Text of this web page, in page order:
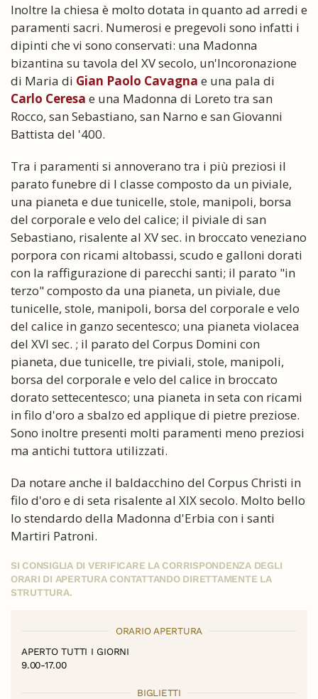
Inoltre la chiesa è molto dotata in quanto ad arredi e
paramenti sacri. Numerosi e pregevoli sono infatti i
dipinti che vi sono conservati: una Madonna
bizantina su tavola del XV secolo, un'Incoronazione
di Maria di Gian Paolo Cavagna e una pala di
Carlo Ceresa e una Madonna di Loreto tra san
Rocco, san Sebastiano, san Narno e san Giovanni
Battista del '400.
Tra i paramenti si annoverano tra i più preziosi il
parato funebre di I classe composto da un piviale,
una pianeta e due tunicelle, stole, manipoli, borsa
del corporale e velo del calice; il piviale di san
Sebastiano, risalente al XV sec. in broccato veneziano
porpora con ricami altobassi, scudo e galloni dorati
con la raffigurazione di parecchi santi; il parato "in
terzo" composto da una pianeta, un piviale, due
tunicelle, stole, manipoli, borsa del corporale e velo
del calice in ganzo secentesco; una pianeta violacea
del XVI sec. ; il parato del Corpus Domini con
pianeta, due tunicelle, tre piviali, stole, manipoli,
borsa del corporale e velo del calice in broccato
dorato settecentesco; una pianeta in seta con ricami
in filo d'oro a sbalzo ed applique di pietre preziose.
Sono inoltre presenti molti paramenti meno preziosi
ma antichi tuttora utilizzati.
Da notare anche il baldacchino del Corpus Christi in
filo d'oro e di seta risalente al XIX secolo. Molto bello
lo stendardo della Madonna d'Erbia con i santi
Martiri Patroni.
SI CONSIGLIA DI VERIFICARE LA CORRISPONDENZA DEGLI
ORARI DI APERTURA CONTATTANDO DIRETTAMENTE LA
STRUTTURA.
ORARIO APERTURA
APERTO TUTTI I GIORNI
9.00-17.00
BIGLIETTI